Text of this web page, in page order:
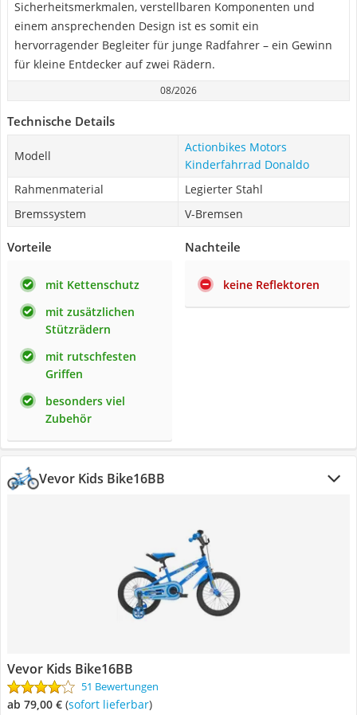
Sicherheitsmerkmalen, verstellbaren Komponenten und
einem ansprechenden Design ist es somit ein
hervorragender Begleiter für junge Radfahrer – ein Gewinn
für kleine Entdecker auf zwei Rädern.
08/2026
Technische Details
Modell
Actionbikes Motors
Kinderfahrrad Donaldo
Rahmenmaterial
Legierter Stahl
Bremssystem
V-Bremsen
Vorteile
mit Kettenschutz
mit zusätzlichen
Stützrädern
mit rutschfesten
Griffen
besonders viel
Zubehör
Nachteile
keine Reflektoren
Vevor ‎Kids Bike16BB
Vevor ‎Kids Bike16BB
51 Bewertungen
ab 79,00 € ( Sofort lieferbar)